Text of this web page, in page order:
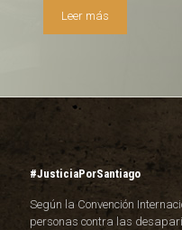
Leer más
#JusticiaPorSantiago
Según la Convención
personas contra las